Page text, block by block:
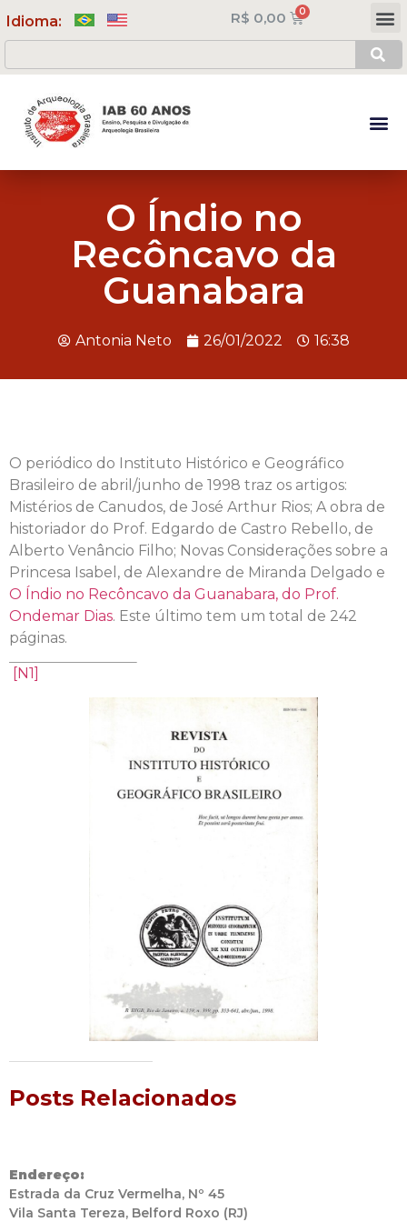
Idioma: R$ 0,00
O Índio no
Recôncavo da
Guanabara
Antonia Neto 26/01/2022 16:38
O periódico do Instituto Histórico e Geográfico
Brasileiro de abril/junho de 1998 traz os artigos:
Mistérios de Canudos, de José Arthur Rios; A obra de
historiador do Prof. Edgardo de Castro Rebello, de
Alberto Venâncio Filho; Novas Considerações sobre a
Princesa Isabel, de Alexandre de Miranda Delgado e
O Índio no Recôncavo da Guanabara, do Prof.
Ondemar Dias. Este último tem um total de 242
páginas.
[N1]
Posts Relacionados
Endereço:
Estrada da Cruz Vermelha, Nº 45
Vila Santa Tereza, Belford Roxo (RJ)